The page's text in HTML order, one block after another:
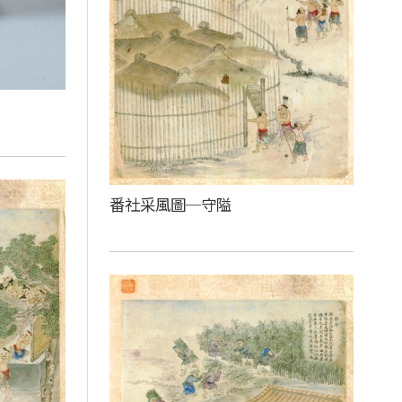
番社采風圖─守隘